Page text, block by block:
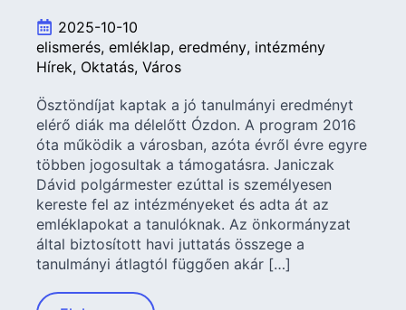
2025-10-10
elismerés emléklap eredmény intézmény
Hírek Oktatás Város
Ösztöndíjat kaptak a jó tanulmányi eredményt
elérő diák ma délelőtt Ózdon. A program 2016
óta működik a városban, azóta évről évre egyre
többen jogosultak a támogatásra. Janiczak
Dávid polgármester ezúttal is személyesen
kereste fel az intézményeket és adta át az
emléklapokat a tanulóknak. Az önkormányzat
által biztosított havi juttatás összege a
tanulmányi átlagtól függően akár […]